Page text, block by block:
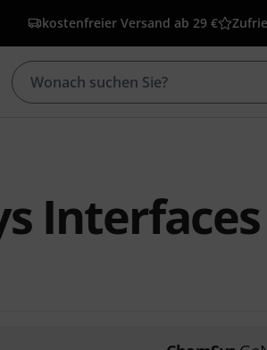
kostenfreier Versand ab 29 €